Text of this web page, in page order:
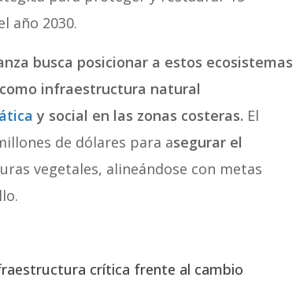
año 2030.
busca posicionar a estos ecosistemas
infraestructura natural
y social en las zonas costeras. El
de dólares para asegurar el
vegetales, alineándose con metas
crítica frente al cambio